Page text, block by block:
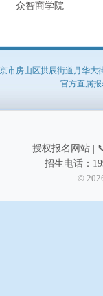
众智商学院
市房山区拱辰街道月华
官方直属报
授权报名网站 |
招生电话：
©